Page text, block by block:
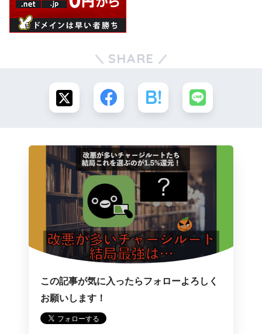
SHARE
この記事が気に入ったらフォローよろしく
お願いします！